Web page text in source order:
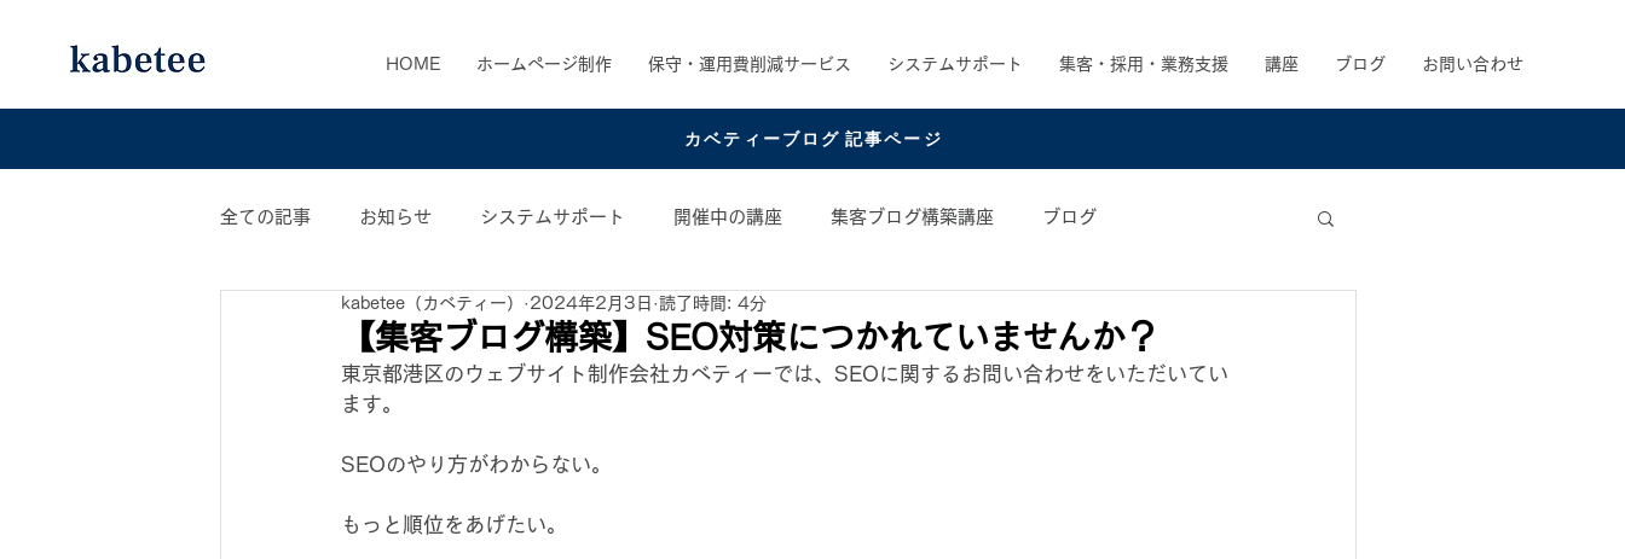
HOME ホームページ制作 保守・運用費削減サービス システムサポート 集客・採用・業務支援 講座 ブログ お問い合わせ
カベティーブログ 記事ページ
全ての記事 お知らせ システムサポート 開催中の講座 集客ブログ構築講座 ブログ
カベティー業務日誌 おすすめ書籍 お役立ちコンテンツ
【集客ブログ構築】SEO対策につかれていませんか？
kabetee（カベティー） 2024年2月3日 読了時間: 4分
東京都港区のウェブサイト制作会社カベティーでは、SEOに関するお問い合わせをいただいてい
ます。
SEOのやり方がわからない。
もっと順位をあげたい。